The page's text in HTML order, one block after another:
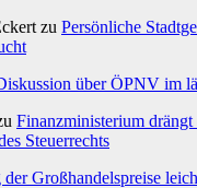
zu Persönliche
über ÖPNV im
Finanzministerium drängt
Steuerrechts
der Großhandelspreise